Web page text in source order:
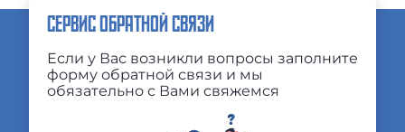
СЕРВИС ОБРАТНОЙ СВЯЗИ
Если у Вас возникли вопросы заполните
форму обратной связи и мы
обязательно с Вами свяжемся